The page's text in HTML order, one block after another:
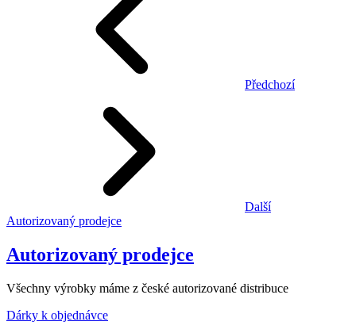
Předchozí
Další
Autorizovaný prodejce
Autorizovaný prodejce
Všechny výrobky máme z české autorizované distribuce
Dárky k objednávce